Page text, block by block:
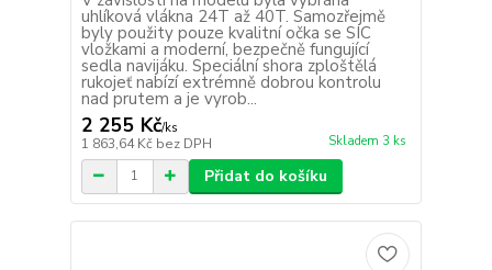
uhlíková vlákna 24T až 40T. Samozřejmě
byly použity pouze kvalitní očka se SIC
vložkami a moderní, bezpečně fungující
sedla navijáku. Speciální shora zploštělá
rukojeť nabízí extrémně dobrou kontrolu
nad prutem a je vyrob...
2 255 Kč/ks
1 863,64 Kč bez DPH Skladem 3 ks
Přidat do košíku